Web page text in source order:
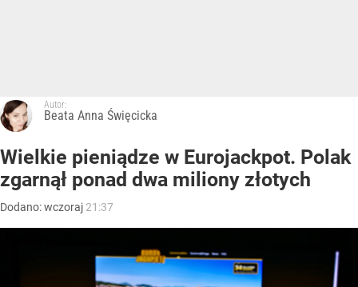
Autor:
Beata Anna Święcicka
Wielkie pieniądze w Eurojackpot. Polak
zgarnął ponad dwa miliony złotych
Dodano:wczoraj 21:37